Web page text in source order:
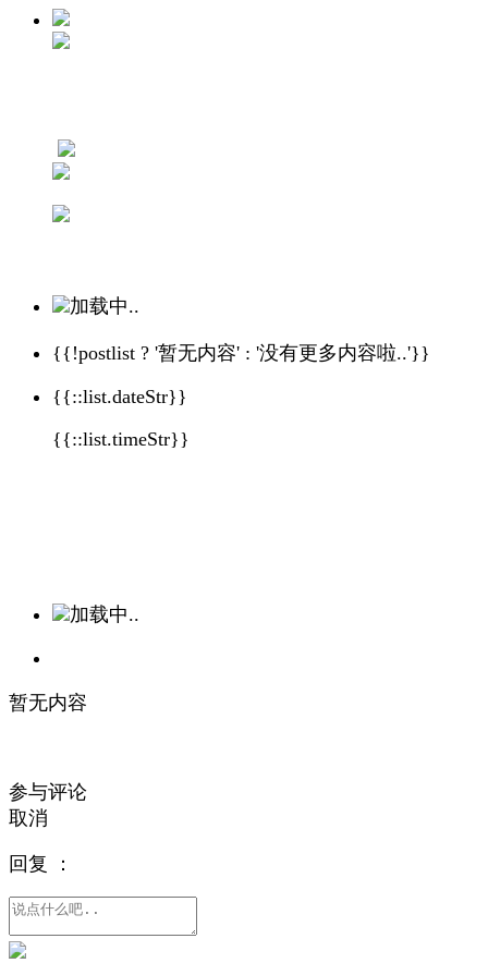
加载中..
{{!postlist ? '暂无内容' : '没有更多内容啦..'}}
{{::list.dateStr}}
{{::list.timeStr}}
加载中..
暂无内容
参与评论
取消
回复 ：